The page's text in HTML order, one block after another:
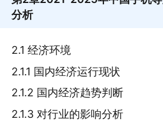
分析
2.1 经济环境
2.1.1 国内经济运行现状
2.1.2 国内经济趋势判断
2.1.3 对行业的影响分析